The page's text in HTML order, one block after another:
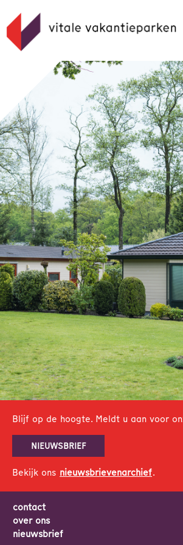
Blijf op de hoogte. Meldt u aan voor
NIEUWSBRIEF
Bekijk ons nieuwsbrievenarchief.
contact
over ons
nieuwsbrief